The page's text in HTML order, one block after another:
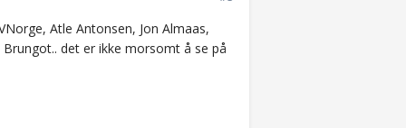
Atle Antonsen, Jon Almaas,
det er ikke morsomt å se på